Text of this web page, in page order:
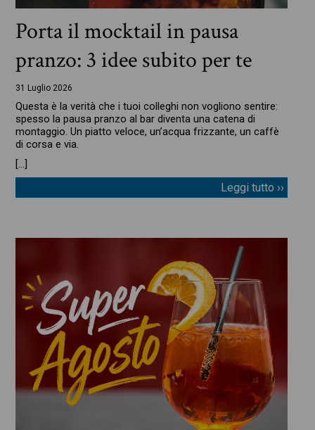
Porta il mocktail in pausa
pranzo: 3 idee subito per te
31 Luglio 2026
Questa è la verità che i tuoi colleghi non vogliono sentire:
spesso la pausa pranzo al bar diventa una catena di
montaggio. Un piatto veloce, un’acqua frizzante, un caffè
di corsa e via.
[…]
Leggi tutto ››